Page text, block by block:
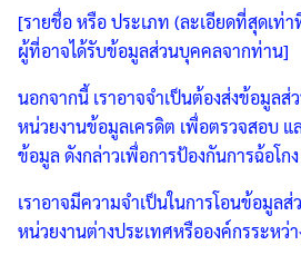
[รายชื่อ หรือ ประเภท (ละเอียดที่สุดเท่
ผู้ที่อาจได้รับข้อมูลส่วนบุคคลจากท่าน]
นอกจากนี้ เราอาจจำเป็นต้องส่งข้อมูล
หน่วยงานข้อมูลเครดิต เพื่อตรวจสอบ แ
ข้อมูล ดังกล่าวเพื่อการป้องกันการฉ้อโกง
เราอาจมีความจำเป็นในการโอนข้อมูล
หน่วยงานต่างประเทศหรือองค์กรระหว่า